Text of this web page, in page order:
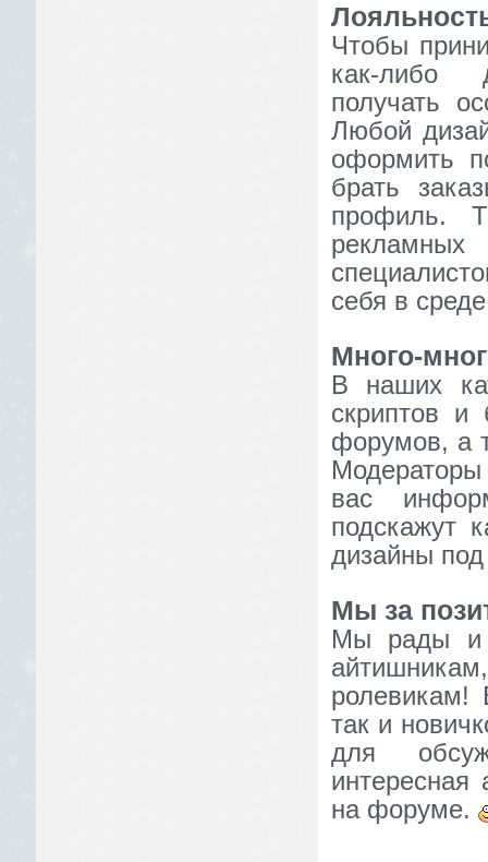
Чтобы
как-либо
получать
Любой
оформить
брать
профиль.
себя в
Много-
В наших
скриптов и
форумов, а
вас
подскажут
дизайны
Мы за
Мы рады и
так и
для
интересная
на форуме.